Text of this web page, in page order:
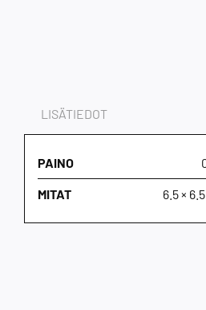
LISÄTIEDOT
PAINO
MITAT 6.5 ×